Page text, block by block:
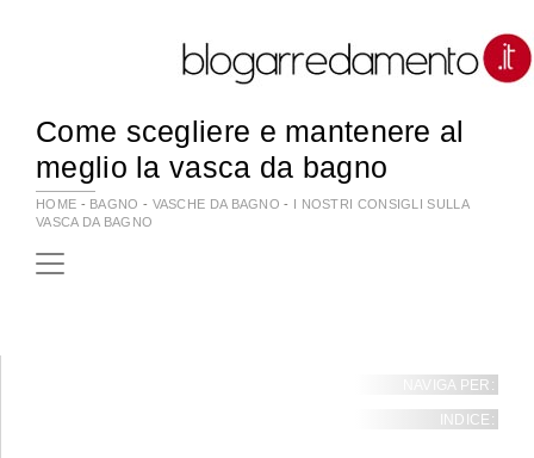
Come scegliere e mantenere al
meglio la vasca da bagno
HOME - BAGNO - VASCHE DA BAGNO - I NOSTRI CONSIGLI SULLA
VASCA DA BAGNO
NAVIGA PER:
INDICE: